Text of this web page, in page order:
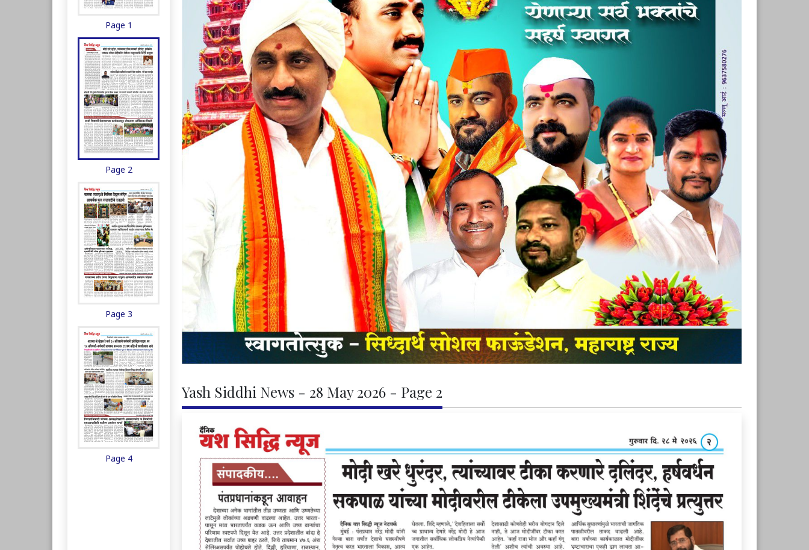
Page 1
Page 2
Page 3
Page 4
Yash Siddhi News - 28 May 2026 - Page 2